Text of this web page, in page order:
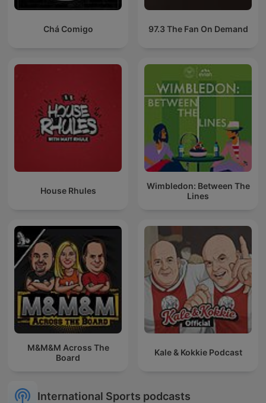
Chá Comigo 97.3 The Fan On Demand
House Rhules
Wimbledon: Between The
Lines
M&M&M Across The
Board
Kale & Kokkie Podcast
International Sports podcasts